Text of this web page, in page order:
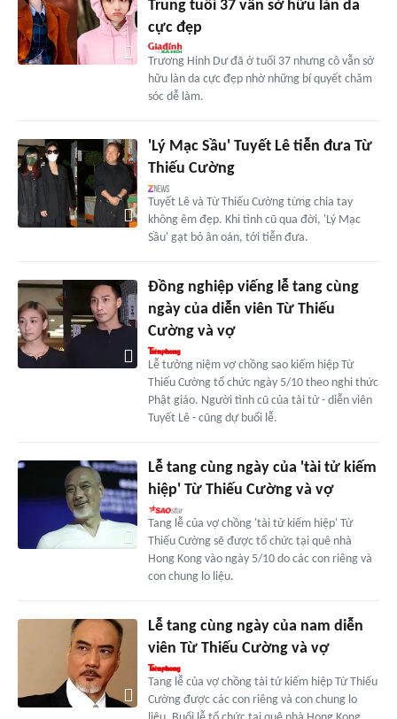
Trung tuổi 37 vẫn sở hữu làn da
cực đẹp
Trương Hinh Dư đã ở tuổi 37 nhưng cô vẫn sở
hữu làn da cực đẹp nhờ những bí quyết chăm
sóc dễ làm.
'Lý Mạc Sầu' Tuyết Lê tiễn đưa Từ
Thiếu Cường
Tuyết Lê và Từ Thiếu Cường từng chia tay
không êm đẹp. Khi tình cũ qua đời, 'Lý Mạc
Sầu' gạt bỏ ân oán, tới tiễn đưa.
Đồng nghiệp viếng lễ tang cùng
ngày của diễn viên Từ Thiếu
Cường và vợ
Lễ tưởng niệm vợ chồng sao kiếm hiệp Từ
Thiếu Cường tổ chức ngày 5/10 theo nghi thức
Phật giáo. Người tình cũ của tài tử - diễn viên
Tuyết Lê - cũng dự buổi lễ.
Lễ tang cùng ngày của 'tài tử kiếm
hiệp' Từ Thiếu Cường và vợ
Tang lễ của vợ chồng 'tài tử kiếm hiệp' Từ
Thiếu Cường sẽ được tổ chức tại quê nhà
Hong Kong vào ngày 5/10 do các con riêng và
con chung lo liệu.
Lễ tang cùng ngày của nam diễn
viên Từ Thiếu Cường và vợ
Tang lễ của vợ chồng tài tử kiếm hiệp Từ Thiếu
Cường được các con riêng và con chung lo